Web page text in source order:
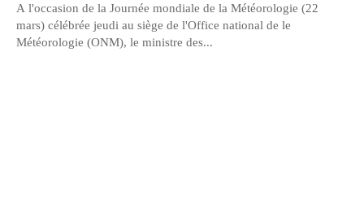
A l'occasion de la Journée mondiale de la Météorologie (22
mars) célébrée jeudi au siège de l'Office national de le
Météorologie (ONM), le ministre des...